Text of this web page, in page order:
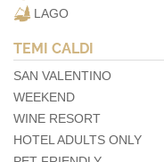
LAGO
TEMI CALDI
SAN VALENTINO
WEEKEND
WINE RESORT
HOTEL ADULTS ONLY